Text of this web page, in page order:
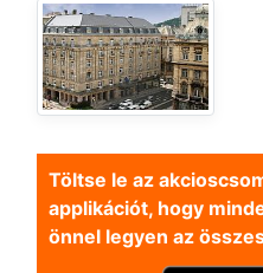
Töltse le az
applikációt, hogy
önnel legyen az